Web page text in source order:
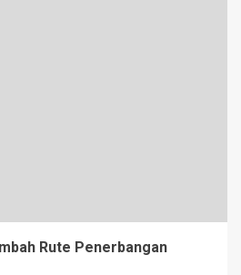
Rute Penerbangan